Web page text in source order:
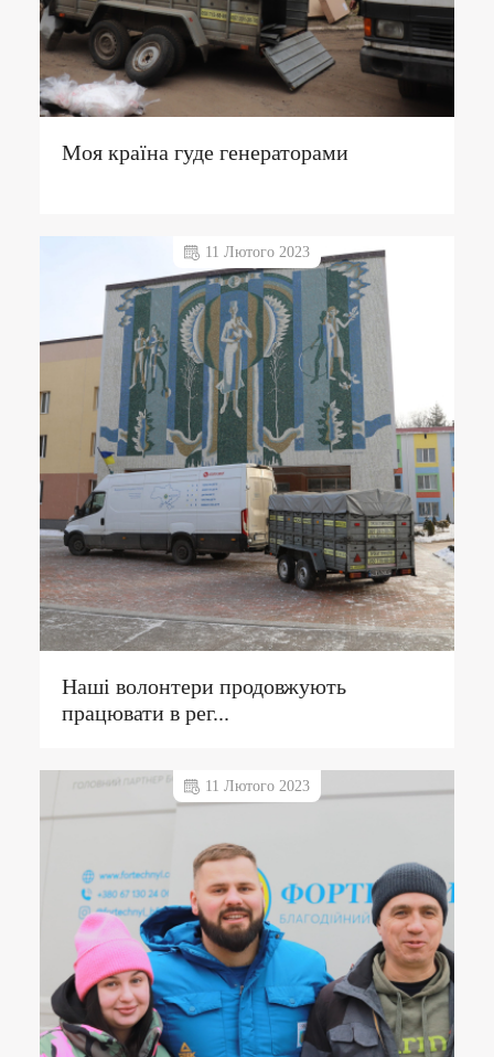
Моя країна гуде генераторами
Наші волонтери продовжують
працювати в рег...
11 Лютого 2023
11 Лютого 2023